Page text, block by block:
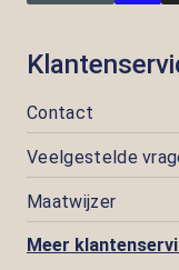
Contact
Veelgestelde
Maatwijzer
Meer